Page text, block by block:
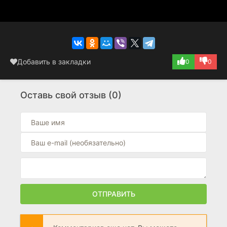
Добавить в закладки 0 0
Оставь свой отзыв (0)
ОТПРАВИТЬ